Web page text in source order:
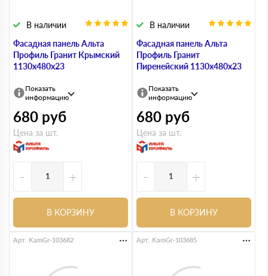
Фасадная панель Альта
Профиль Гранит Крымский
1130х480х23
В наличии
Показать
информацию
680 руб
Цена за шт.
- +
В КОРЗИНУ
Фасадная панель Альта
Профиль Гранит
Пиренейский 1130х480х23
В наличии
Показать
информацию
680 руб
Цена за шт.
- +
В КОРЗИНУ
Арт. KamGr-103682 Арт. KamGr-103685